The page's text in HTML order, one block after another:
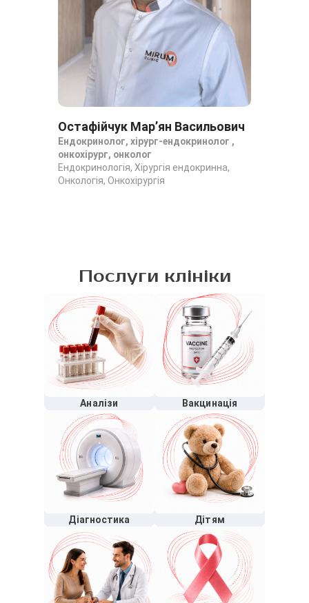
Остафійчук Марʼян Васильович
Ендокринолог, хірург-ендокринолог ,
онкохірург, онколог
Ендокринологія, Хірургія ендокринна,
Онкологія, Онкохірургія
Послуги клініки
Аналізи Вакцинація
Діагностика Дітям